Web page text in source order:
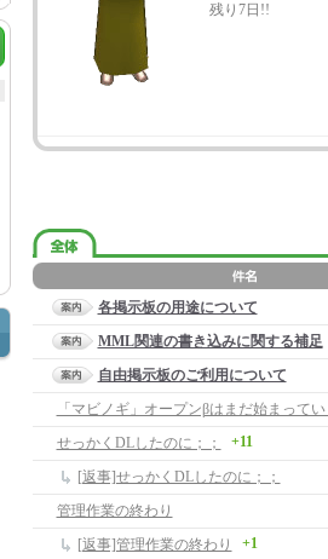
残り7日!!
各掲示板の用途について
MML関連の書き込みに関する補足
自由掲示板のご利用について
せっかくDLしたのに；； +11
[返事]せっかくDLしたのに；；
管理作業の終わり
[返事]管理作業の終わり
+1